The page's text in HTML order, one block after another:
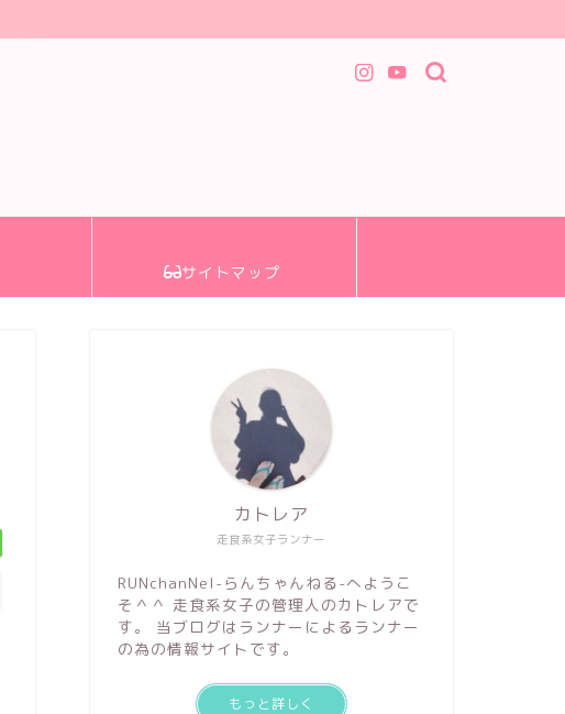
サイトマップ
走食系女子ランナー
カトレア
RUNchanNel-らんちゃんねる-へようこ
そ＾＾ 走食系女子の管理人のカトレアで
す。 当ブログはランナーによるランナー
の為の情報サイトです。
もっと詳しく